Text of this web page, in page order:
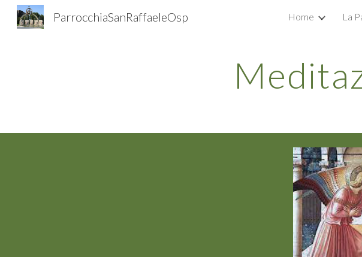
Skip to main content
ParrocchiaSanRaffaeleOsp Home La